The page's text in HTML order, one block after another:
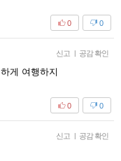
0
0
신고 | 공감 확인
게 여행하지
0
0
신고 | 공감 확인